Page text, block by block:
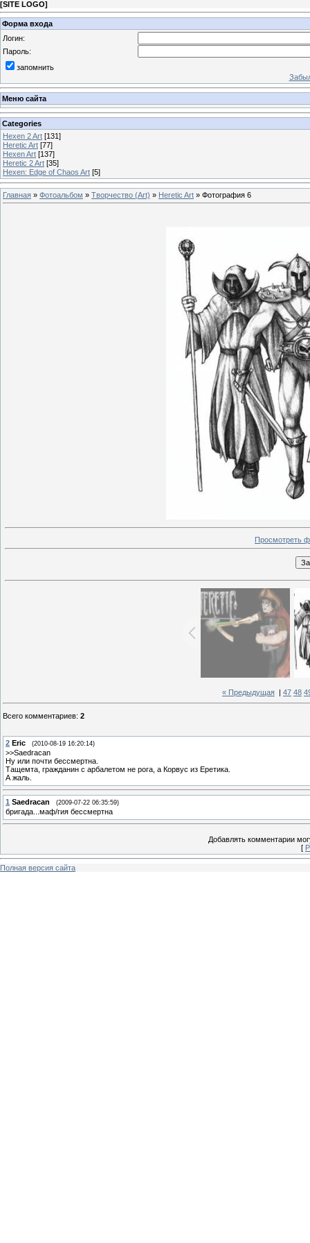
[SITE LOGO]
Форма входа
Логин:
Пароль:
запомнить
Меню сайта
Categories
Hexen 2 Art [131]
Heretic Art [77]
Hexen Art [137]
Heretic 2 Art [35]
Hexen: Edge of Chaos Art [5]
Главная » Фотоальбом » Творчество (Art) » Heretic Art » Фотография 6
Просмотреть
« Предыдущая 47 48
Всего комментариев: 2
2 Eric (2010-08-19 16:20:14)
>>Saedracan
Ну или почти бессмертна.
Тащемта, гражданин с арбалетом не рога, а Корвус из Еретика.
А жаль.
1 Saedracan (2009-07-22 06:35:59)
бригада...маф/гия бессмертна
Добавлять комментарии
[
Полная версия сайта